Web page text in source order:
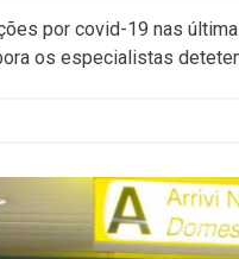
por covid-19 nas
os especialistas